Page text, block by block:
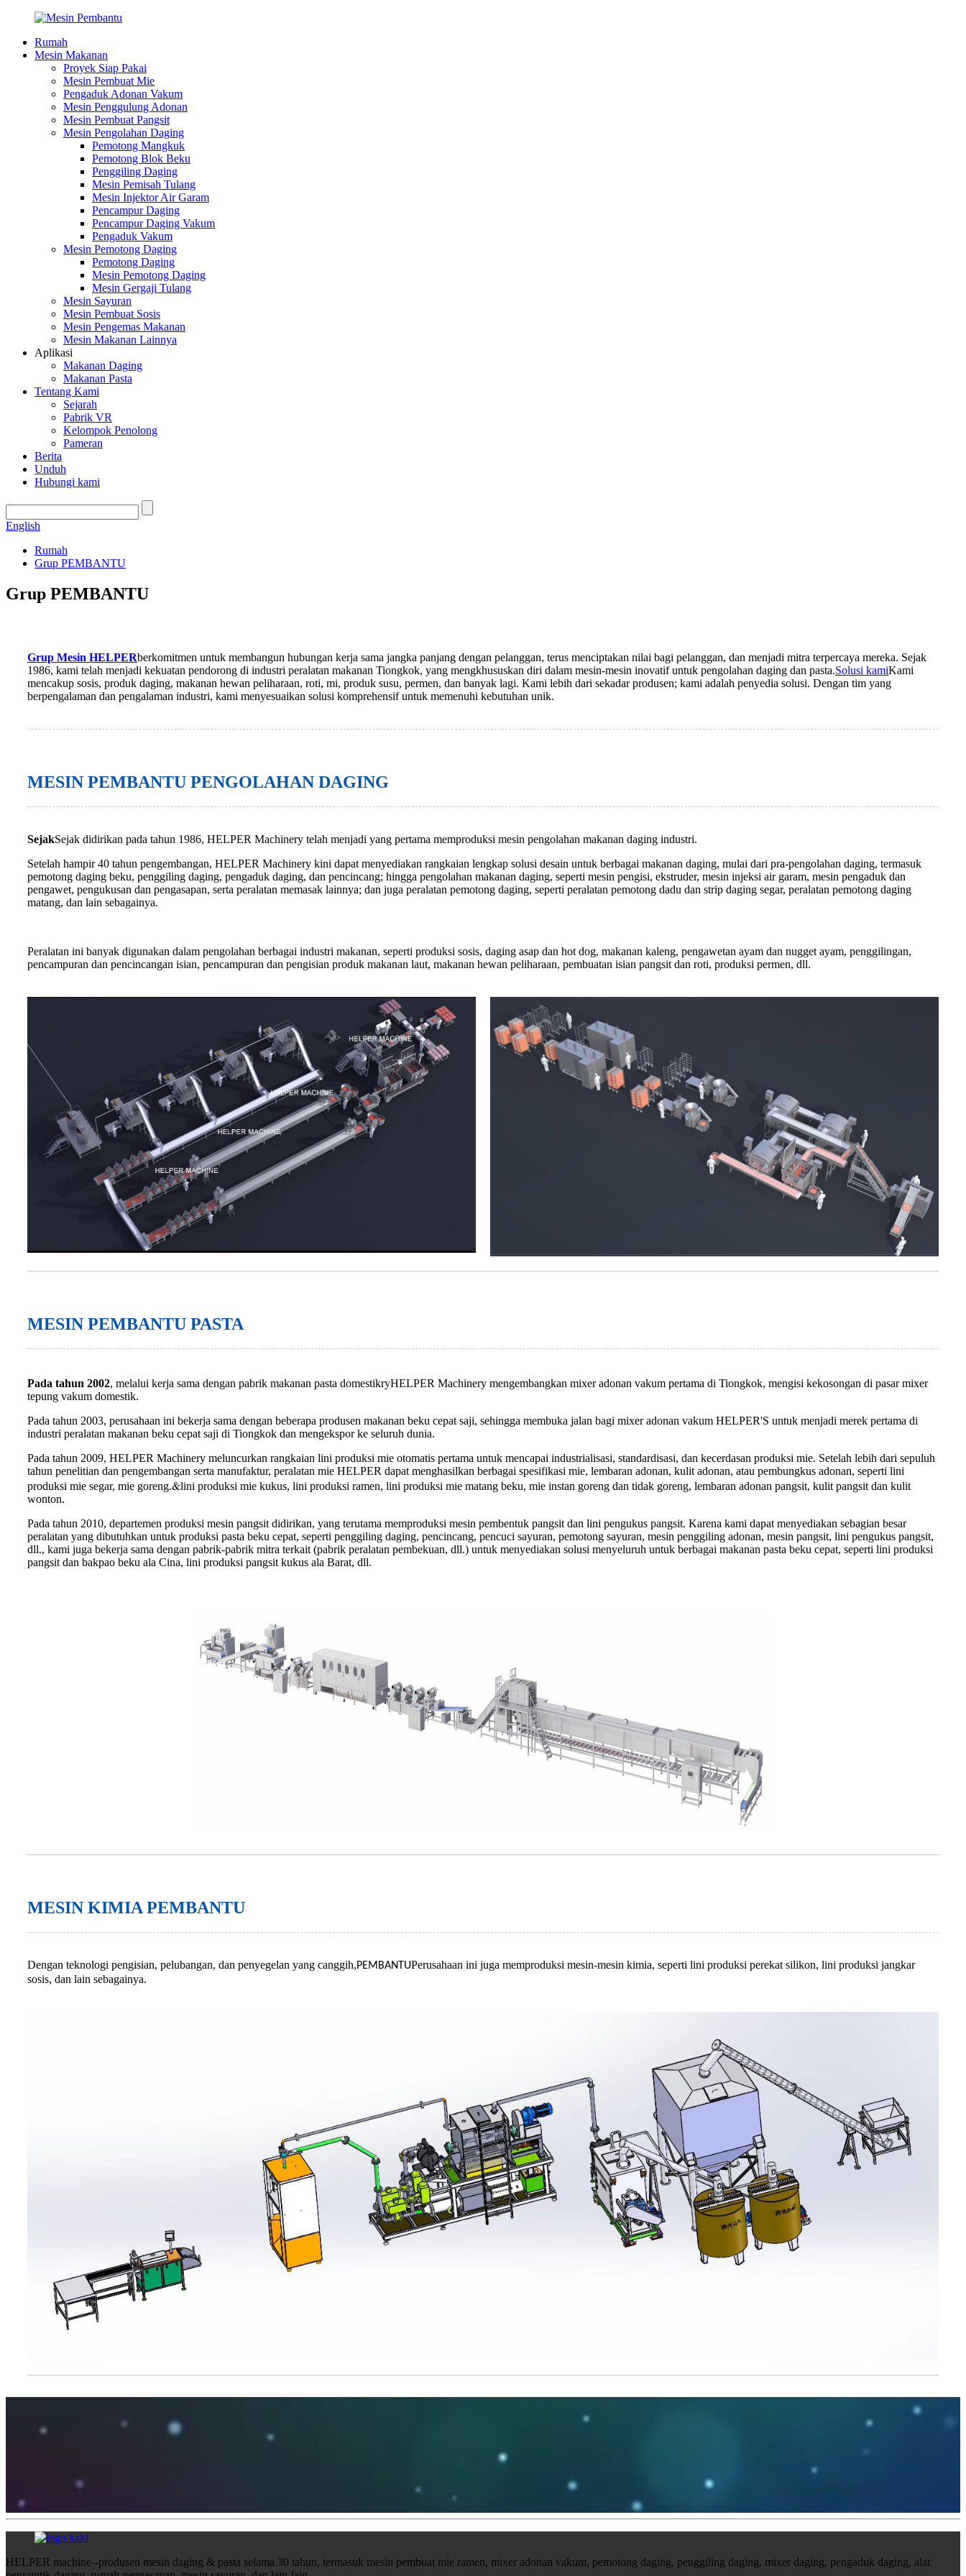
Rumah
Mesin Makanan
Proyek Siap Pakai
Mesin Pembuat Mie
Pengaduk Adonan Vakum
Mesin Penggulung Adonan
Mesin Pembuat Pangsit
Mesin Pengolahan Daging
Pemotong Mangkuk
Pemotong Blok Beku
Penggiling Daging
Mesin Pemisah Tulang
Mesin Injektor Air Garam
Pencampur Daging
Pencampur Daging Vakum
Pengaduk Vakum
Mesin Pemotong Daging
Pemotong Daging
Mesin Pemotong Daging
Mesin Gergaji Tulang
Mesin Sayuran
Mesin Pembuat Sosis
Mesin Pengemas Makanan
Mesin Makanan Lainnya
Aplikasi
Makanan Daging
Makanan Pasta
Tentang Kami
Sejarah
Pabrik VR
Kelompok Penolong
Pameran
Berita
Unduh
Hubungi kami
English
Rumah
Grup PEMBANTU
Grup PEMBANTU
Grup Mesin HELPERberkomitmen untuk membangun hubungan kerja sama jangka panjang dengan pelanggan, terus menciptakan nilai bagi pelanggan, dan menjadi mitra terpercaya mereka. Sejak
1986, kami telah menjadi kekuatan pendorong di industri peralatan makanan Tiongkok, yang mengkhususkan diri dalam mesin-mesin inovatif untuk pengolahan daging dan pasta.Solusi kamiKami
mencakup sosis, produk daging, makanan hewan peliharaan, roti, mi, produk susu, permen, dan banyak lagi. Kami lebih dari sekadar produsen; kami adalah penyedia solusi. Dengan tim yang
berpengalaman dan pengalaman industri, kami menyesuaikan solusi komprehensif untuk memenuhi kebutuhan unik.
MESIN PEMBANTU PENGOLAHAN DAGING
SejakSejak didirikan pada tahun 1986, HELPER Machinery telah menjadi yang pertama memproduksi mesin pengolahan makanan daging industri.
Setelah hampir 40 tahun pengembangan, HELPER Machinery kini dapat menyediakan rangkaian lengkap solusi desain untuk berbagai makanan daging, mulai dari pra-pengolahan daging, termasuk
pemotong daging beku, penggiling daging, pengaduk daging, dan pencincang; hingga pengolahan makanan daging, seperti mesin pengisi, ekstruder, mesin injeksi air garam, mesin pengaduk dan
pengawet, pengukusan dan pengasapan, serta peralatan memasak lainnya; dan juga peralatan pemotong daging, seperti peralatan pemotong dadu dan strip daging segar, peralatan pemotong daging
matang, dan lain sebagainya.
Peralatan ini banyak digunakan dalam pengolahan berbagai industri makanan, seperti produksi sosis, daging asap dan hot dog, makanan kaleng, pengawetan ayam dan nugget ayam, penggilingan,
pencampuran dan pencincangan isian, pencampuran dan pengisian produk makanan laut, makanan hewan peliharaan, pembuatan isian pangsit dan roti, produksi permen, dll.
MESIN PEMBANTU PASTA
Pada tahun 2002, melalui kerja sama dengan pabrik makanan pasta domestikryHELPER Machinery mengembangkan mixer adonan vakum pertama di Tiongkok, mengisi kekosongan di pasar mixer
tepung vakum domestik.
Pada tahun 2003, perusahaan ini bekerja sama dengan beberapa produsen makanan beku cepat saji, sehingga membuka jalan bagi mixer adonan vakum HELPER'S untuk menjadi merek pertama di
industri peralatan makanan beku cepat saji di Tiongkok dan mengekspor ke seluruh dunia.
Pada tahun 2009, HELPER Machinery meluncurkan rangkaian lini produksi mie otomatis pertama untuk mencapai industrialisasi, standardisasi, dan kecerdasan produksi mie. Setelah lebih dari sepuluh
tahun penelitian dan pengembangan serta manufaktur, peralatan mie HELPER dapat menghasilkan berbagai spesifikasi mie, lembaran adonan, kulit adonan, atau pembungkus adonan, seperti lini
produksi mie segar, mie goreng.&lini produksi mie kukus, lini produksi ramen, lini produksi mie matang beku, mie instan goreng dan tidak goreng, lembaran adonan pangsit, kulit pangsit dan kulit
wonton.
Pada tahun 2010, departemen produksi mesin pangsit didirikan, yang terutama memproduksi mesin pembentuk pangsit dan lini pengukus pangsit. Karena kami dapat menyediakan sebagian besar
peralatan yang dibutuhkan untuk produksi pasta beku cepat, seperti penggiling daging, pencincang, pencuci sayuran, pemotong sayuran, mesin penggiling adonan, mesin pangsit, lini pengukus pangsit,
dll., kami juga bekerja sama dengan pabrik-pabrik mitra terkait (pabrik peralatan pembekuan, dll.) untuk menyediakan solusi menyeluruh untuk berbagai makanan pasta beku cepat, seperti lini produksi
pangsit dan bakpao beku ala Cina, lini produksi pangsit kukus ala Barat, dll.
MESIN KIMIA PEMBANTU
Dengan teknologi pengisian, pelubangan, dan penyegelan yang canggih,PEMBANTUPerusahaan ini juga memproduksi mesin-mesin kimia, seperti lini produksi perekat silikon, lini produksi jangkar
sosis, dan lain sebagainya.
HELPER machine--produsen mesin daging & pasta selama 30 tahun, termasuk mesin pembuat mie ramen, mixer adonan vakum, pemotong daging, penggiling daging, mixer daging, pengaduk daging, alat